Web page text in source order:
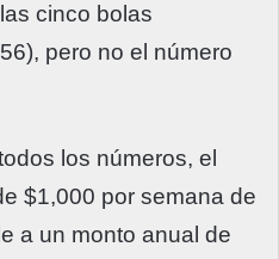
cinco bolas
pero no el número
los números, el
$1,000 por semana de
a un monto anual de